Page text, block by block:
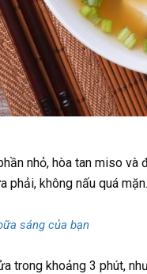
nhỏ, hòa tan miso
phải, không nấu quá mặn.
sáng của bạn
trong khoảng 3 phút,